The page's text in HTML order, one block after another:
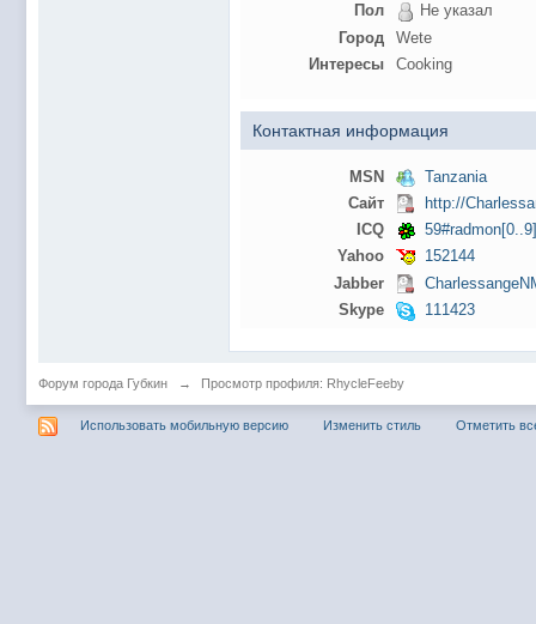
Пол
Не указал
Город
Wete
Интересы
Cooking
Контактная информация
MSN
Tanzania
Сайт
http://
ICQ
Yahoo
152144
Jabber
Skype
111423
Форум города Губкин → Просмотр профиля: RhycleFeeby
Использовать мобильную версию Изменить стиль Отметить